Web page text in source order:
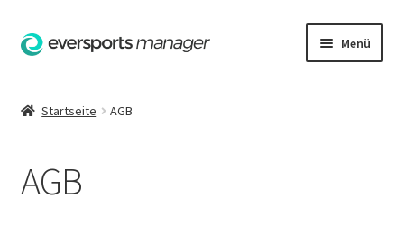
Zur
Navigation
Zum
Inhalt
Menü
Datenschutzerklärung
Startseite AGB
AGB